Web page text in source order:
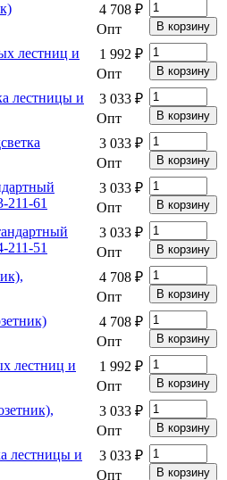
4 708 ₽
Опт
лестниц и
1 992 ₽
Опт
лестницы и
3 033 ₽
Опт
3 033 ₽
Опт
211-61
3 033 ₽
Опт
211-51
3 033 ₽
Опт
4 708 ₽
Опт
4 708 ₽
Опт
лестниц и
1 992 ₽
Опт
3 033 ₽
Опт
лестницы и
3 033 ₽
Опт